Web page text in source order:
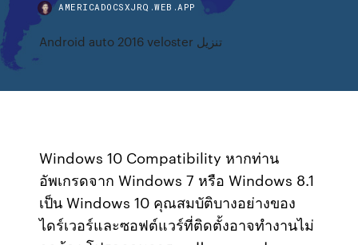
AMERICADOCSXJRQ.WEB.APP
Android auto 2016 veloster تنزيل
Windows 10 Compatibility หากท่าน
อัพเกรดจาก Windows 7 หรือ Windows 8.1
เป็น Windows 10 คุณสมบัติบางอย่างของ
ไดร์เวอร์และซอฟต์แวร์ที่ติดตั้งอาจทำงานไม่